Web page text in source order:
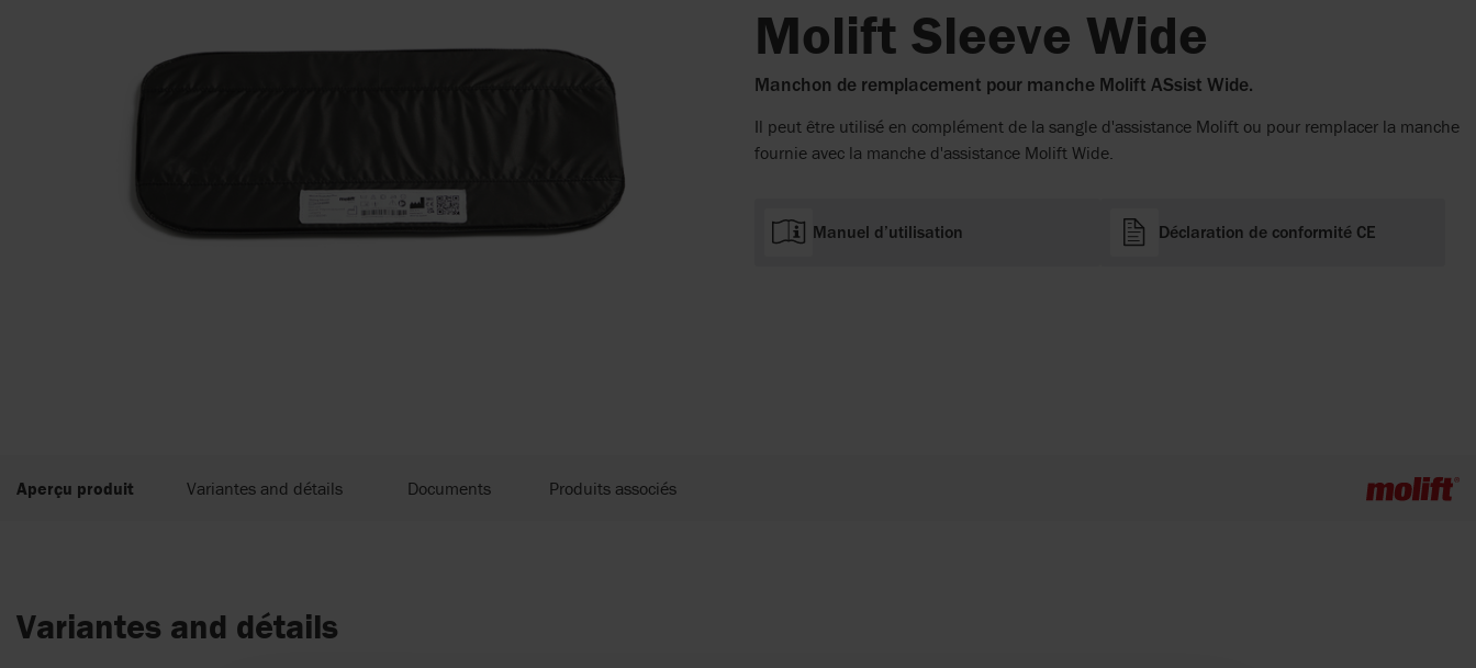
Molift Sleeve Wide
Manchon de remplacement pour manche Molift ASsist Wide.
Il peut être utilisé en complément de la sangle d'assistance Molift ou pour remplacer la manche
fournie avec la manche d'assistance Molift Wide.
Manuel d’utilisation Déclaration de conformité CE
Aperçu produit Variantes and détails Documents Produits associés
Variantes and détails